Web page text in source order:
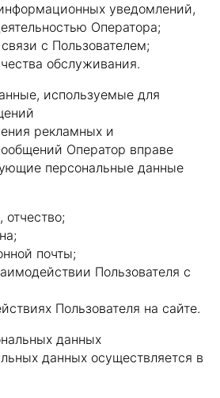
уведомлений,
Оператора;
с Пользователем;
обслуживания.
используемые для
рекламных и
Оператор вправе
персональные данные
почты;
Пользователя с
Пользователя на сайте.
данных
данных осуществляется в